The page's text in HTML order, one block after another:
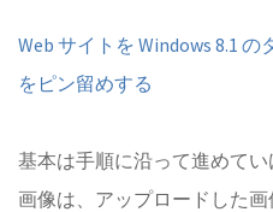
Web サイトを Windows 8.1
をピン留めする
基本は手順に沿って進めてい
画像は、アップロードした